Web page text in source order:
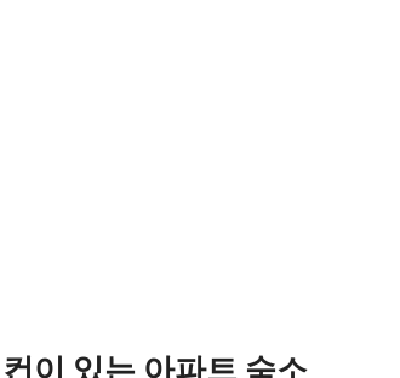
이 있는 아파트 숙소